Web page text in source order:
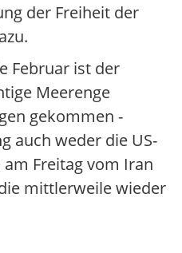
der Freiheit der
Februar ist der
Meerenge
gekommen -
auch weder die US-
Freitag vom Iran
mittlerweile wieder